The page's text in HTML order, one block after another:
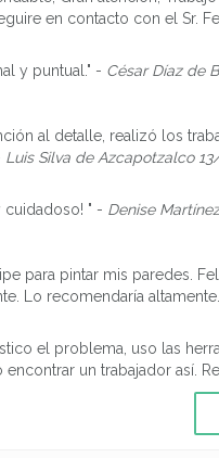
en contacto con el Sr.
y puntual." - César Díaz de
al detalle, realizó los
Luis Silva de Azcapotzalco
cuidadoso! " - Denise
para pintar mis paredes.
Lo recomendaría
el problema, uso las
encontrar un trabajador así.